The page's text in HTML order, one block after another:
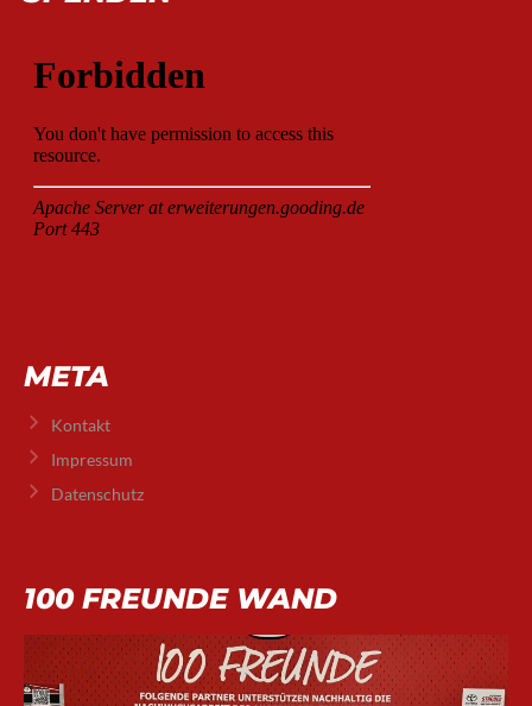
META
Kontakt
Impressum
Datenschutz
100 FREUNDE WAND